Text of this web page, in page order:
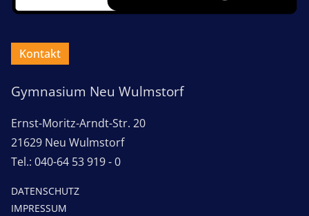
Kontakt
Gymnasium Neu Wulmstorf
Ernst-Moritz-Arndt-Str. 20
21629 Neu Wulmstorf
Tel.: 040-64 53 919 - 0
DATENSCHUTZ
IMPRESSUM